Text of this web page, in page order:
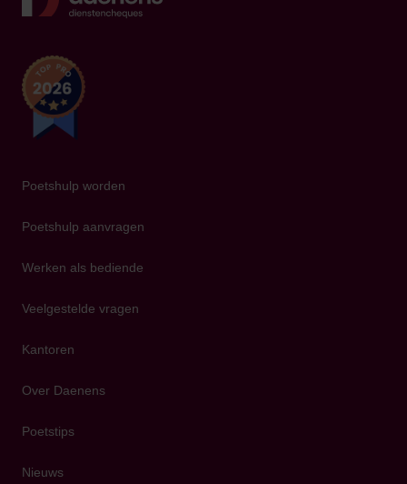
Poetshulp worden
Poetshulp aanvragen
Werken als bediende
Veelgestelde vragen
Kantoren
Over Daenens
Poetstips
Nieuws